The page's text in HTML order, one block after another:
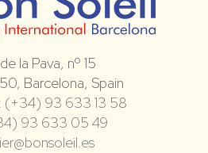
la Pava, nº 15
Barcelona, Spain
(+34) 93 633 13 58
93 633 05 49